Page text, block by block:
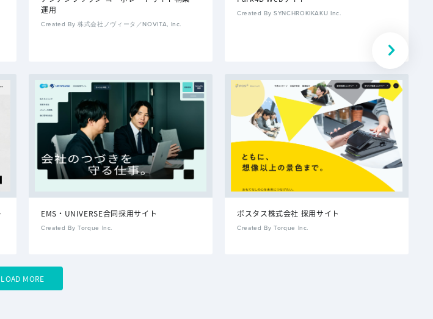
運用
Created By 株式会社ノヴィータ／NOVITA, Inc.
Created By SYNCHROKIKAKU Inc.
EMS・UNIVERSE合同採用サイト
Created By Torque Inc.
ポスタス株式会社 採用サイト
Created By Torque Inc.
LOAD MORE